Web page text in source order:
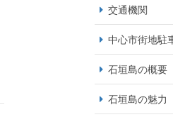
交通機関
中心市街地駐
石垣島の概要
石垣島の魅力